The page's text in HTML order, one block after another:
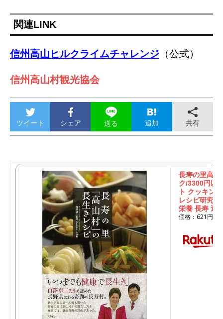
関連LINK
信州高山ヒルクライムチャレンジ （公式）
信州高山村観光協会
ツイート シェア 送る 追加 共有
長寿の里高山
ク/3300円以
ト クッキン
レシピ研究
栄養 長寿 運
価格：621円（